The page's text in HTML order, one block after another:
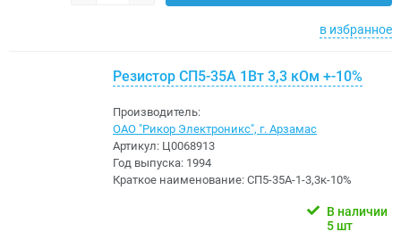
в избранное
Резистор СП5-35А 1Вт 3,3 кОм +-10%
Производитель:
ОАО "Рикор Электроникс", г. Арзамас
Артикул: Ц0068913
Год выпуска: 1994
Краткое наименование: СП5-35А-1-3,3к-10%
В наличии
5 шт